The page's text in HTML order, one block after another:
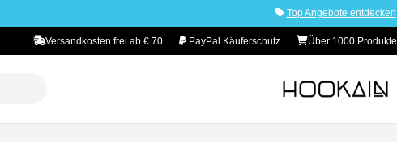
Top Angebote entdecken
Versandkosten frei ab € 70 PayPal Käuferschutz Über 1000 Produkte